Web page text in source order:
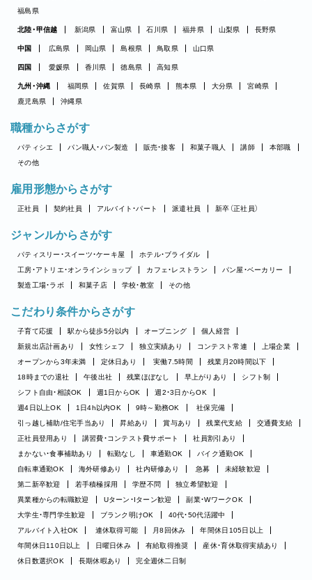
福島県
北陸・甲信越 新潟県 富山県 石川県 福井県 山梨県 長野県
中国 広島県 岡山県 島根県 鳥取県 山口県
四国 愛媛県 香川県 徳島県 高知県
九州・沖縄 福岡県 佐賀県 長崎県 熊本県 大分県
宮崎県
鹿児島県
沖縄県
職種からさがす
パティシエ パン職人・パン製造 販売・接客 和菓子職人 講師
本部職
その他
雇用形態からさがす
正社員 契約社員 アルバイト・パート 派遣社員 新卒（正社員）
ジャンルからさがす
パティスリー・スイーツ・ケーキ屋
ホテル・ブライダル
工房・アトリエ・オンラインショップ
カフェ・レストラン
パン屋・ベーカリー
製造工場・ラボ
和菓子店 学校・教室 その他
こだわり条件からさがす
子育て応援 駅から徒歩5分以内 オープニング
個人経営
新規出店計画あり
女性シェフ 独立実績あり コンテスト常連
上場企業
オープンから3年未満
定休日あり 実働7.5時間
残業月20時間以下
18時までの退社
午後出社 残業ほぼなし 早上がりあり
シフト制
シフト自由・相談OK
週1日からOK
週2・3日からOK
週4日以上OK
1日4h以内OK 9時～勤務OK
社保完備
引っ越し補助/住宅手当あり
昇給あり 賞与あり 残業代支給
交通費支給
正社員登用あり
講習費・コンテスト費サポート
社員割引あり
まかない・食事補助あり
転勤なし 車通勤OK
バイク通勤OK
自転車通勤OK
海外研修あり 社内研修あり 急募
未経験歓迎
第二新卒歓迎
若手積極採用 学歴不問
独立希望歓迎
異業種からの転職歓迎
Uターン・Iターン歓迎
副業・WワークOK
大学生・専門学生歓迎
ブランク明けOK
40代・50代活躍中
アルバイト入社OK
連休取得可能 月8回休み
年間休日105日以上
年間休日110日以上
日曜日休み 有給取得推奨
産休・育休取得実績あり
休日数選択OK
長期休暇あり 完全週休二日制